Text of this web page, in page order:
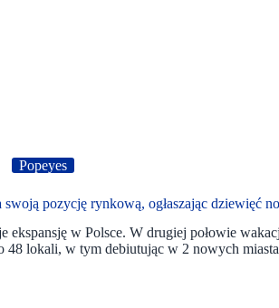
Popeyes
swoją pozycję rynkową, ogłaszając dziewięć
ekspansję w Polsce. W drugiej połowie
48 lokali, w tym debiutując w 2 nowych